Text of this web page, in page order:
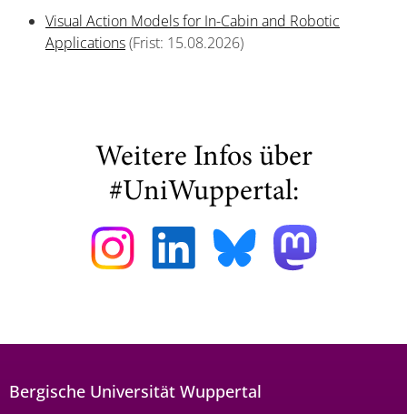
Visual Action Models for In-Cabin and Robotic
Applications(Frist: 15.08.2026)
Weitere Infos über
#UniWuppertal:
Bergische Universität Wuppertal